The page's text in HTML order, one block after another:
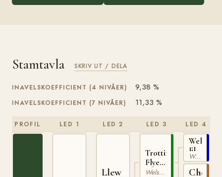
Stamtavla SKRIV UT / DELA
INAVELSKOEFFICIENT (4 NIVÅER) 9,38 %
INAVELSKOEFFICIENT (7 NIVÅER) 11,33 %
PROFIL LED 1 LED 2
Llew
LED 3
Trotting
Flyer
WSBWelsh av Cobtyp
LED 4
Welsh
Flyer
HSB
856
Welsh Cob